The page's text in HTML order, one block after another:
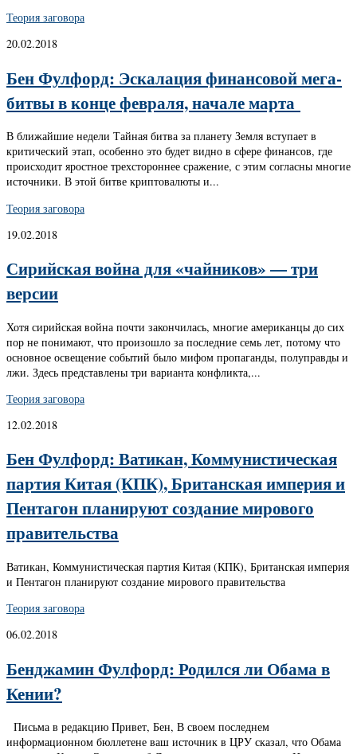
Теория заговора
20.02.2018
Бен Фулфорд: Эскалация финансовой мега-
битвы в конце февраля, начале марта
В ближайшие недели Тайная битва за планету Земля вступает в
критический этап, особенно это будет видно в сфере финансов, где
происходит яростное трехстороннее сражение, с этим согласны многие
источники. В этой битве криптовалюты и...
Теория заговора
19.02.2018
Сирийская война для «чайников» — три
версии
Хотя сирийская война почти закончилась, многие американцы до сих
пор не понимают, что произошло за последние семь лет, потому что
основное освещение событий было мифом пропаганды, полуправды и
лжи. Здесь представлены три варианта конфликта,...
Теория заговора
12.02.2018
Бен Фулфорд: Ватикан, Коммунистическая
партия Китая (КПК), Британская империя и
Пентагон планируют создание мирового
правительства
Ватикан, Коммунистическая партия Китая (КПК), Британская империя
и Пентагон планируют создание мирового правительства
Теория заговора
06.02.2018
Бенджамин Фулфорд: Родился ли Обама в
Кении?
Письма в редакцию Привет, Бен, В своем последнем
информационном бюллетене ваш источник в ЦРУ сказал, что Обама